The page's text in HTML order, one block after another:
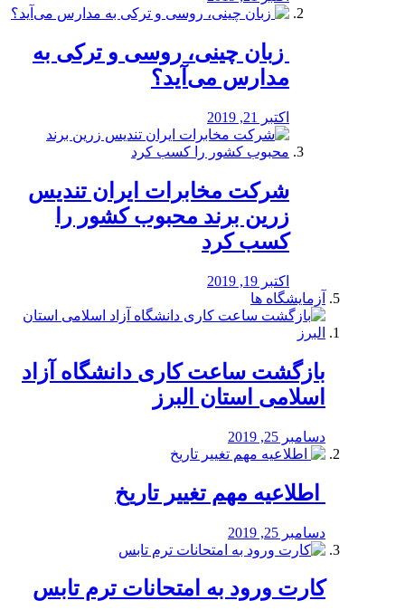
️ زبان چینی، روسی و ترکی به
مدارس می‌آید؟
اکتبر 21, 2019
شرکت مخابرات ایران تندیس
زرین برند محبوب کشور را
کسب کرد
اکتبر 19, 2019
آزمایشگاه ها
بازگشت ساعت کاری دانشگاه آزاد
اسلامی استان البرز
دسامبر 25, 2019
️ اطلاعیه مهم تغییر تاریخ
دسامبر 25, 2019
کارت ورود به امتحانات ترم تابس